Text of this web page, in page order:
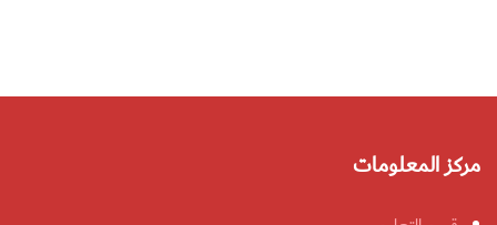
مركز المعلومات